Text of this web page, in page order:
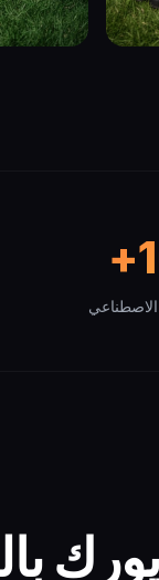
الاصطناعي